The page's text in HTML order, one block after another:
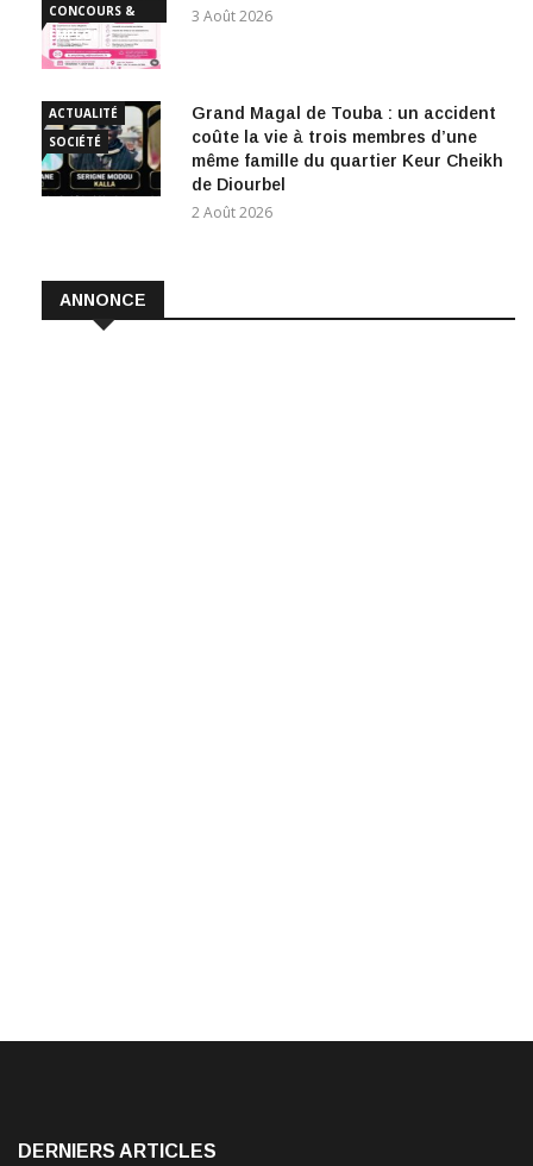
CONCOURS &
EMPLOI
3 Août 2026
ACTUALITÉ
SOCIÉTÉ
Grand Magal de Touba : un accident
coûte la vie à trois membres d’une
même famille du quartier Keur Cheikh
de Diourbel
2 Août 2026
ANNONCE
DERNIERS ARTICLES